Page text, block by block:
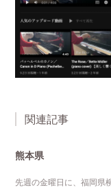
関連記事
熊本県
先週の金曜日に、福岡県